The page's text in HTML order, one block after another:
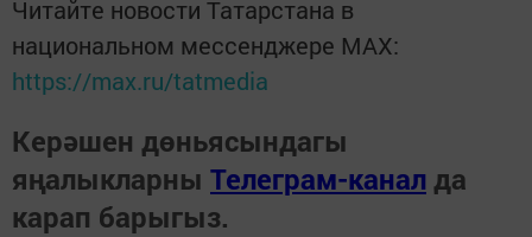
Читайте новости Татарстана в
национальном мессенджере MАХ:
https://max.ru/tatmedia
Керәшен дөньясындагы
яңалыкларны Телеграм-канал да
карап барыгыз.